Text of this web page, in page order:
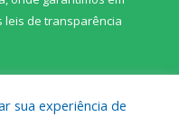
leis de transparência
sua experiência de